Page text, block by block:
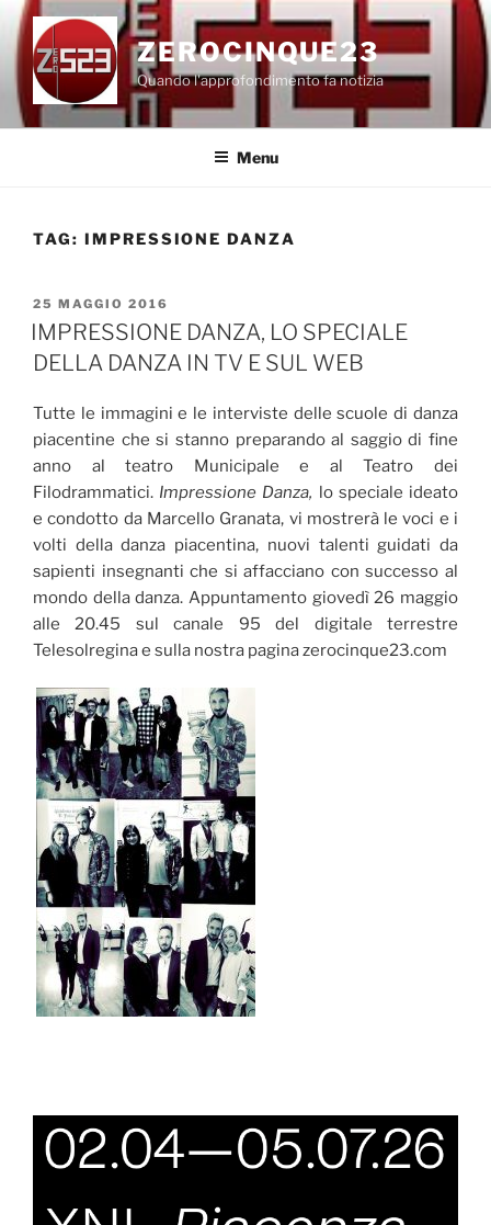
Salta
contenuto
ZEROCINQUE23
Quando l'approfondimento fa notizia
Menu
TAG: IMPRESSIONE DANZA
PUBBLICATO
IL
25 MAGGIO 2016
IMPRESSIONE DANZA, LO SPECIALE
DELLA DANZA IN TV E SUL WEB
Tutte le immagini e le interviste delle scuole di danza
piacentine che si stanno preparando al saggio di fine
anno al teatro Municipale e al Teatro dei
Filodrammatici. Impressione Danza, lo speciale ideato
e condotto da Marcello Granata, vi mostrerà le voci e i
volti della danza piacentina, nuovi talenti guidati da
sapienti insegnanti che si affacciano con successo al
mondo della danza. Appuntamento giovedì 26 maggio
alle 20.45 sul canale 95 del digitale terrestre
Telesolregina e sulla nostra pagina zerocinque23.com